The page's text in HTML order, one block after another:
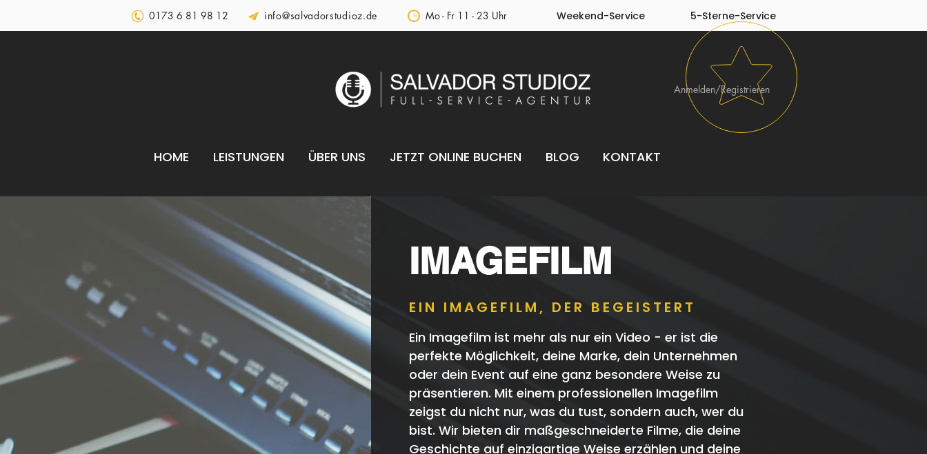
0173 6 81 98 12 info@salvadorstudioz.de Mo - Fr 11 - 23 Uhr Weekend-Service 5-Sterne-Service
Anmelden/Registrieren
HOME LEISTUNGEN ÜBER UNS JETZT ONLINE BUCHEN BLOG KONTAKT
IMAGEFILM
EIN IMAGEFILM, DER BEGEISTERT
Ein Imagefilm ist mehr als nur ein Video - er ist die
perfekte Möglichkeit, deine Marke, dein Unternehmen
oder dein Event auf eine ganz besondere Weise zu
präsentieren. Mit einem professionellen Imagefilm
zeigst du nicht nur, was du tust, sondern auch, wer du
bist. Wir bieten dir maßgeschneiderte Filme, die deine
Geschichte auf einzigartige Weise erzählen und deine